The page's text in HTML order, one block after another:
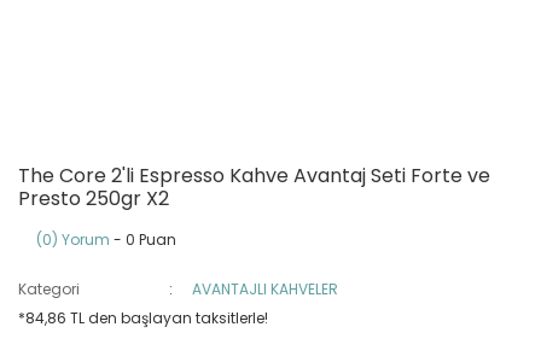
The Core 2'li Espresso Kahve Avantaj Seti Forte ve
Presto 250gr X2
(0) Yorum - 0 Puan
Kategori
AVANTAJLI KAHVELER
*84,86 TL den başlayan taksitlerle!